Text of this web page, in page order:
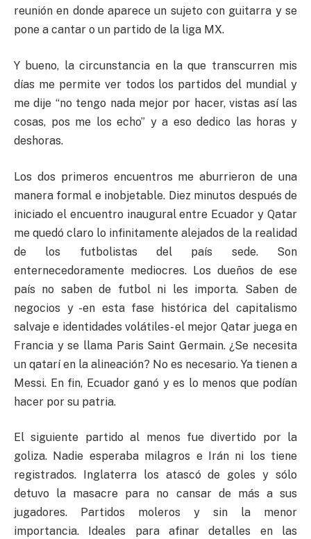
reunión en donde aparece un sujeto con guitarra y se
pone a cantar o un partido de la liga MX.
Y bueno, la circunstancia en la que transcurren mis
días me permite ver todos los partidos del mundial y
me dije “no tengo nada mejor por hacer, vistas así las
cosas, pos me los echo” y a eso dedico las horas y
deshoras.
Los dos primeros encuentros me aburrieron de una
manera formal e inobjetable. Diez minutos después de
iniciado el encuentro inaugural entre Ecuador y Qatar
me quedó claro lo infinitamente alejados de la realidad
de los futbolistas del país sede. Son
enternecedoramente mediocres. Los dueños de ese
país no saben de futbol ni les importa. Saben de
negocios y -en esta fase histórica del capitalismo
salvaje e identidades volátiles- el mejor Qatar juega en
Francia y se llama Paris Saint Germain. ¿Se necesita
un qatarí en la alineación? No es necesario. Ya tienen a
Messi. En fin, Ecuador ganó y es lo menos que podían
hacer por su patria.
El siguiente partido al menos fue divertido por la
goliza. Nadie esperaba milagros e Irán ni los tiene
registrados. Inglaterra los atascó de goles y sólo
detuvo la masacre para no cansar de más a sus
jugadores. Partidos moleros y sin la menor
importancia. Ideales para afinar detalles en las